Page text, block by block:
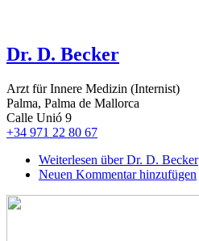
Dr. D. Becker
Arzt für Innere Medizin (Internist)
Palma, Palma de Mallorca
Calle Unió 9
+34 971 22 80 67
Weiterlesen über Dr. D. Becker
Neuen Kommentar hinzufügen